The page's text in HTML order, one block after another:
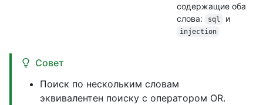
содержащие оба
слова:
sql и
injection
Совет
Поиск по нескольким словам
эквивалентен поиску с оператором OR.